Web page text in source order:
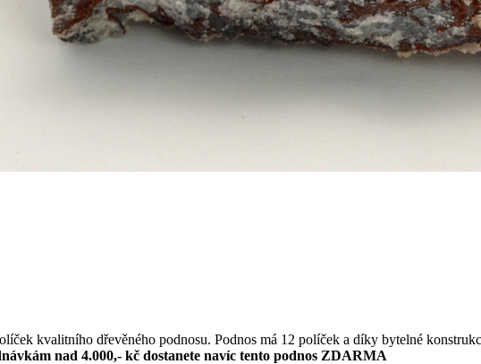
kvalitního dřevěného podnosu. Podnos má 12 políček a díky bytelné
nad 4.000,- kč dostanete navíc tento podnos ZDARMA